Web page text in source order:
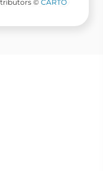
© CARTO